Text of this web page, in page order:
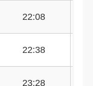
22:08
22:38
23:28